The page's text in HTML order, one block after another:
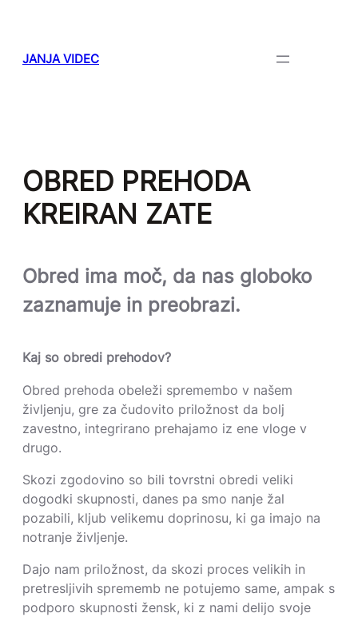
content
JANJA VIDEC
OBRED PREHODA
KREIRAN ZATE
Obred ima moč, da nas globoko
zaznamuje in preobrazi.
Kaj so obredi prehodov?
Obred prehoda obeleži spremembo v našem
življenju, gre za čudovito priložnost da bolj
zavestno, integrirano prehajamo iz ene vloge v
drugo.
Skozi zgodovino so bili tovrstni obredi veliki
dogodki skupnosti, danes pa smo nanje žal
pozabili, kljub velikemu doprinosu, ki ga imajo na
notranje življenje.
Dajo nam priložnost, da skozi proces velikih in
pretresljivih sprememb ne potujemo same, ampak s
podporo skupnosti žensk, ki z nami delijo svoje